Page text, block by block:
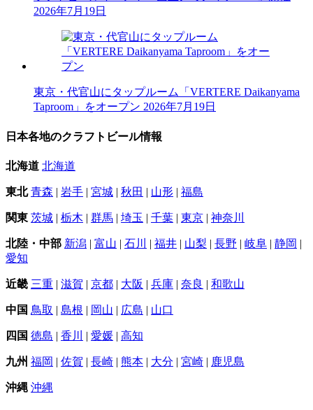
2026年7月19日
東京・代官山にタップルーム「VERTERE Daikanyama
Taproom」をオープン 2026年7月19日
日本各地のクラフトビール情報
北海道 北海道
東北 青森 | 岩手 | 宮城 | 秋田 | 山形 | 福島
関東 茨城 | 栃木 | 群馬 | 埼玉 | 千葉 | 東京 | 神奈川
北陸・中部 新潟 | 富山 | 石川 | 福井 | 山梨 | 長野 | 岐阜 | 静岡 |
愛知
近畿 三重 | 滋賀 | 京都 | 大阪 | 兵庫 | 奈良 | 和歌山
中国 鳥取 | 島根 | 岡山 | 広島 | 山口
四国 徳島 | 香川 | 愛媛 | 高知
九州 福岡 | 佐賀 | 長崎 | 熊本 | 大分 | 宮崎 | 鹿児島
沖縄 沖縄